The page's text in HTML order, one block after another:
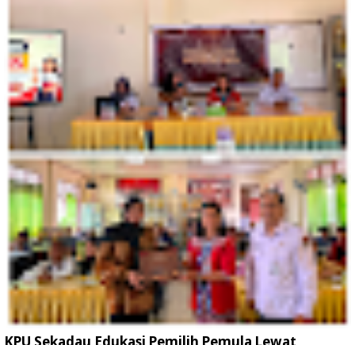
KPU Sekadau Edukasi Pemilih Pemula Lewat